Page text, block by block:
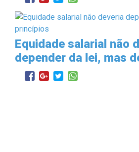
Equidade salarial não
depender da lei, mas